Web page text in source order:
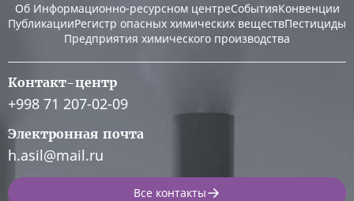
Об Информационно-ресурсном центреСобытияКонвенции
ПубликацииРегистр опасных химических веществПестициды
Предприятия химического производства
Контакт-центр
+998 71 207-02-09
Электронная почта
h.asil@mail.ru
Все контакты